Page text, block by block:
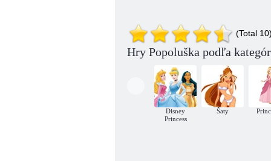
Popoluška: Maľovanky pre deti
Princezná párty
Zbierka puzzle
Popoluška
(Total 10)
Hry Popoluška podľa
Disney
Princess
Šaty